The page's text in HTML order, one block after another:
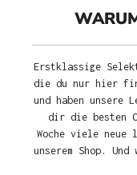
Erstklassige
die du nur hier
und haben unsere
dir die besten
Woche viele
unserem Shop.